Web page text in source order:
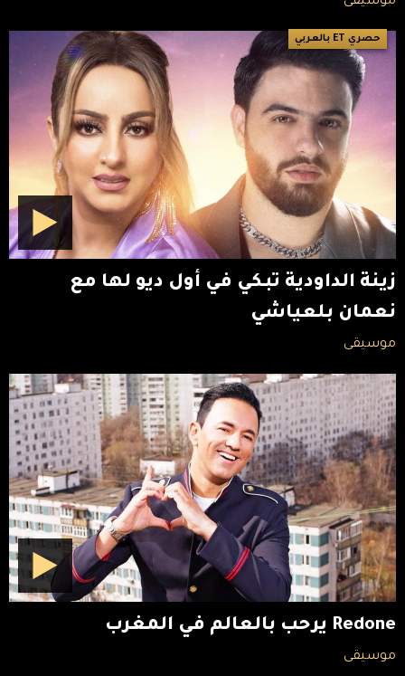
حصري ET بالعربي
زينة الداودية تبكي في أول ديو لها مع
نعمان بلعياشي
موسيقى
Redone يرحب بالعالم في المغرب
موسيقى